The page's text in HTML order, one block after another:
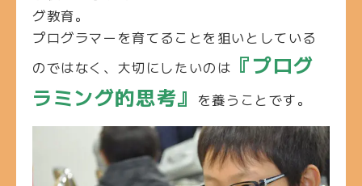
グ教育。
プログラマーを育てることを狙いとしている
のではなく、大切にしたいのは 『プログ
ラミング的思考』
を養うことです。